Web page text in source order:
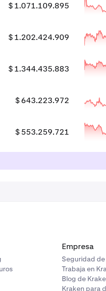
$ 1.071.109.895
$ 1.202.424.909
$ 1.344.435.883
$ 643.223.972
$ 553.259.721
Empresa
Seguridad de
Trabaja en
Blog de
Kraken para